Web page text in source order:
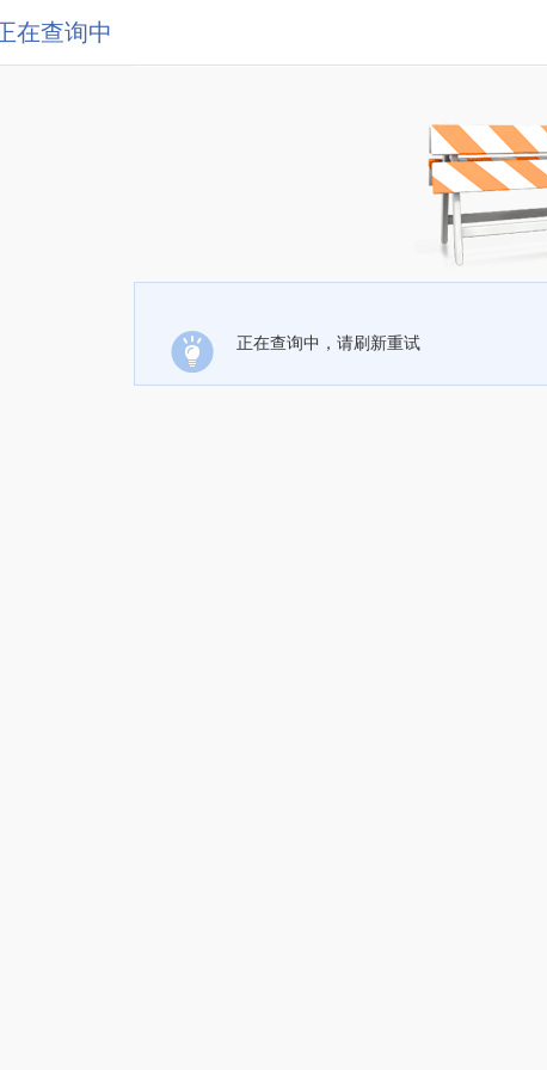
在查询中
正在查询中，请刷新重试